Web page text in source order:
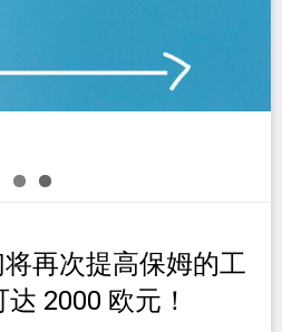
再次提高保姆的工
2000 欧元！